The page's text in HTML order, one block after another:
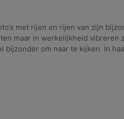
met rijen en rijen van zijn
maar in werkelijkheid vibreren
om naar te kijken. In